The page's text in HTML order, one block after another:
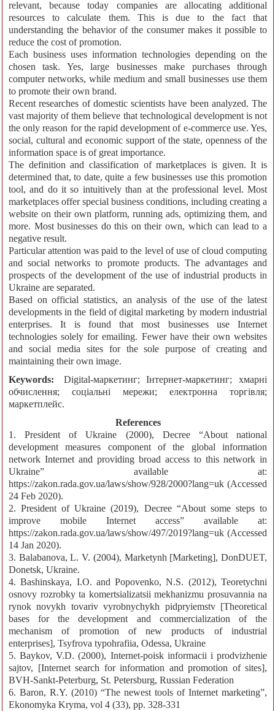
relevant, because today companies are allocating additional
resources to calculate them. This is due to the fact that
understanding the behavior of the consumer makes it possible to
reduce the cost of promotion.
Each business uses information technologies depending on the
chosen task. Yes, large businesses make purchases through
computer networks, while medium and small businesses use them
to promote their own brand.
Recent researches of domestic scientists have been analyzed. The
vast majority of them believe that technological development is not
the only reason for the rapid development of e-commerce use. Yes,
social, cultural and economic support of the state, openness of the
information space is of great importance.
The definition and classification of marketplaces is given. It is
determined that, to date, quite a few businesses use this promotion
tool, and do it so intuitively than at the professional level. Most
marketplaces offer special business conditions, including creating a
website on their own platform, running ads, optimizing them, and
more. Most businesses do this on their own, which can lead to a
negative result.
Particular attention was paid to the level of use of cloud computing
and social networks to promote products. The advantages and
prospects of the development of the use of industrial products in
Ukraine are separated.
Based on official statistics, an analysis of the use of the latest
developments in the field of digital marketing by modern industrial
enterprises. It is found that most businesses use Internet
technologies solely for emailing. Fewer have their own websites
and social media sites for the sole purpose of creating and
maintaining their own image.
Keywords:
Digital-маркетинг; Iнтернет-маркетинг; хмарні
обчислення; соціальні мережи; електронна торгівля;
маркетплейс.
References
1. President of Ukraine (2000), Decree “About national
development measures component of the global information
network Internet and providing broad access to this network in
Ukraine” available at:
https://zakon.rada.gov.ua/laws/show/928/2000?lang=uk (Accessed
24 Feb 2020).
2. President of Ukraine (2019), Decree “About some steps to
improve mobile Internet access” available at:
https://zakon.rada.gov.ua/laws/show/497/2019?lang=uk (Accessed
14 Jan 2020).
3. Balabanova, L. V. (2004), Marketynh [Marketing], DonDUET,
Donetsk, Ukraine.
4. Bashinskaya, I.O. and Popovenko, N.S. (2012), Teoretychni
osnovy rozrobky ta komertsializatsii mekhanizmu prosuvannia na
rynok novykh tovariv vyrobnychykh pidpryiemstv [Theoretical
bases for the development and commercialization of the
mechanism of promotion of new products of industrial
enterprises], Tsyfrova typohrafiia, Odessa, Ukraine
5. Baykov, V.D. (2000), Internet-poisk informacii i prodvizhenie
sajtov, [Internet search for information and promotion of sites],
BVH-Sankt-Peterburg, St. Petersburg, Russian Federation
6. Baron, R.Y. (2010) “The newest tools of Internet marketing”,
Ekonomyka Kryma, vol 4 (33), pp. 328-331